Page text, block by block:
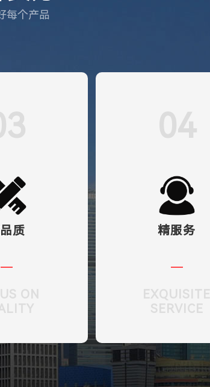
每个产品
质
ON
04
精服务
EXQUISITE
SERVICE